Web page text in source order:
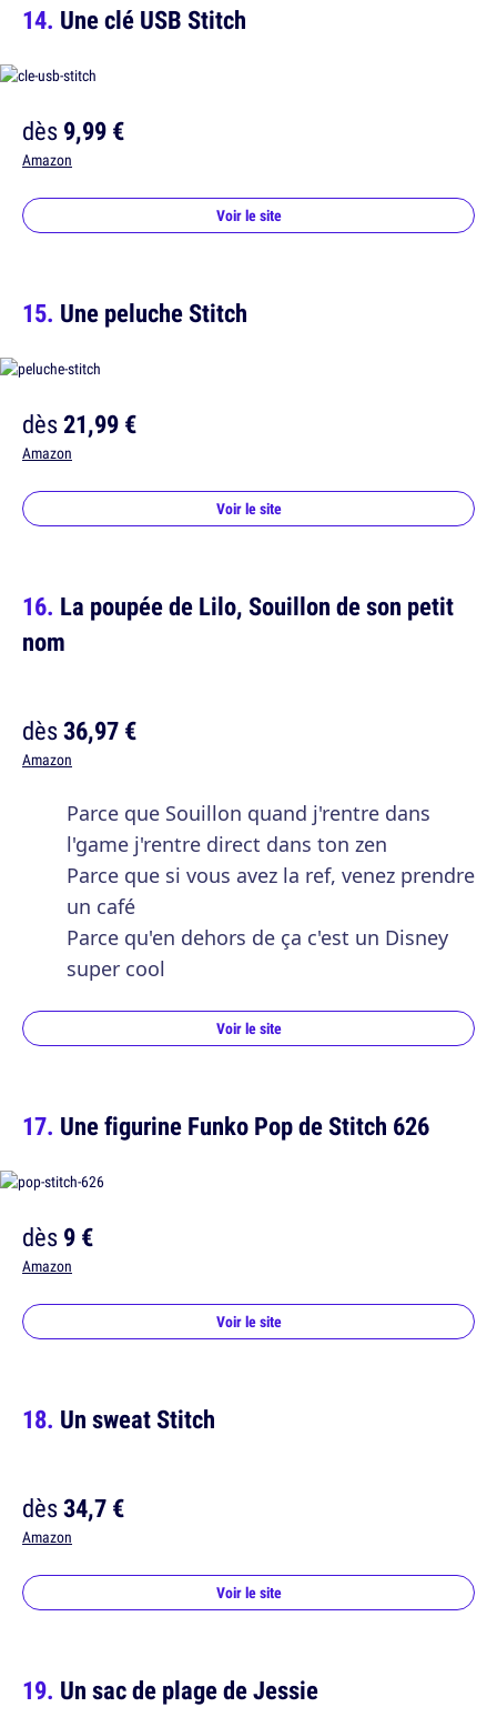
Une clé USB Stitch
dès9,99 €
Amazon
Voir le site
Une peluche Stitch
dès21,99 €
Amazon
Voir le site
La poupée de Lilo, Souillon de son petit
nom
dès36,97 €
Amazon
Parce que Souillon quand j'rentre dans
l'game j'rentre direct dans ton zen
Parce que si vous avez la ref, venez prendre
un café
Parce qu'en dehors de ça c'est un Disney
super cool
Voir le site
Une figurine Funko Pop de Stitch 626
dès9 €
Amazon
Voir le site
Un sweat Stitch
dès34,7 €
Amazon
Voir le site
Un sac de plage de Jessie